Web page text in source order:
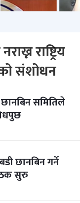
राष्ट्रिय
संशोधन
समितिले
छानबिन गर्ने
सुरु